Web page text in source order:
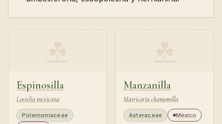
Espinosilla
Loeselia mexicana
Polemoniaceae
Manzanilla
Matricaria chamomilla
Asteraceae México